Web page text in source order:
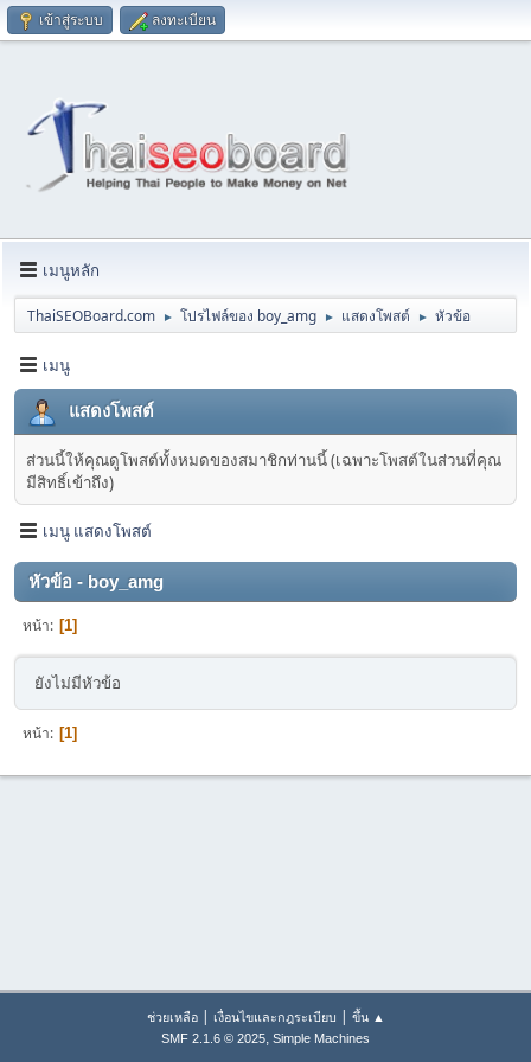
เข้าสู่ระบบ ลงทะเบียน
เมนูหลัก
ThaiSEOBoard.com ► โปรไฟล์ของ boy_amg ► แสดงโพสต์ ► หัวข้อ
เมนู
แสดงโพสต์
ส่วนนี้ให้คุณดูโพสต์ทั้งหมดของสมาชิกท่านนี้ (เฉพาะโพสต์ในส่วนที่คุณ
มีสิทธิ์เข้าถึง)
เมนู แสดงโพสต์
หัวข้อ - boy_amg
หน้า 1
ยังไม่มีหัวข้อ
หน้า 1
ช่วยเหลือ| เงื่อนไขและกฎระเบียบ | ขึ้น ▲
SMF 2.1.6 © 2025, Simple Machines